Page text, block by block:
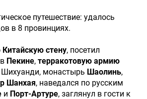
путешествие: удалось
в 8 провинциях.
стену, посетил
в Пекине, терракотовую армию
монастырь Шаолинь,
Шанхая, наведался по русским
и Порт-Артуре, заглянул в гости к